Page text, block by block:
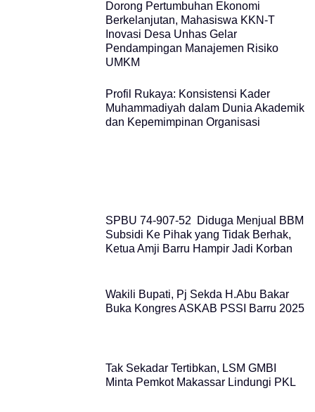
Dorong Pertumbuhan Ekonomi
Berkelanjutan, Mahasiswa KKN-T
Inovasi Desa Unhas Gelar
Pendampingan Manajemen Risiko
UMKM
Profil Rukaya: Konsistensi Kader
Muhammadiyah dalam Dunia Akademik
dan Kepemimpinan Organisasi
SPBU 74-907-52 Diduga Menjual BBM
Subsidi Ke Pihak yang Tidak Berhak,
Ketua Amji Barru Hampir Jadi Korban
Wakili Bupati, Pj Sekda H.Abu Bakar
Buka Kongres ASKAB PSSI Barru 2025
Tak Sekadar Tertibkan, LSM GMBI
Minta Pemkot Makassar Lindungi PKL